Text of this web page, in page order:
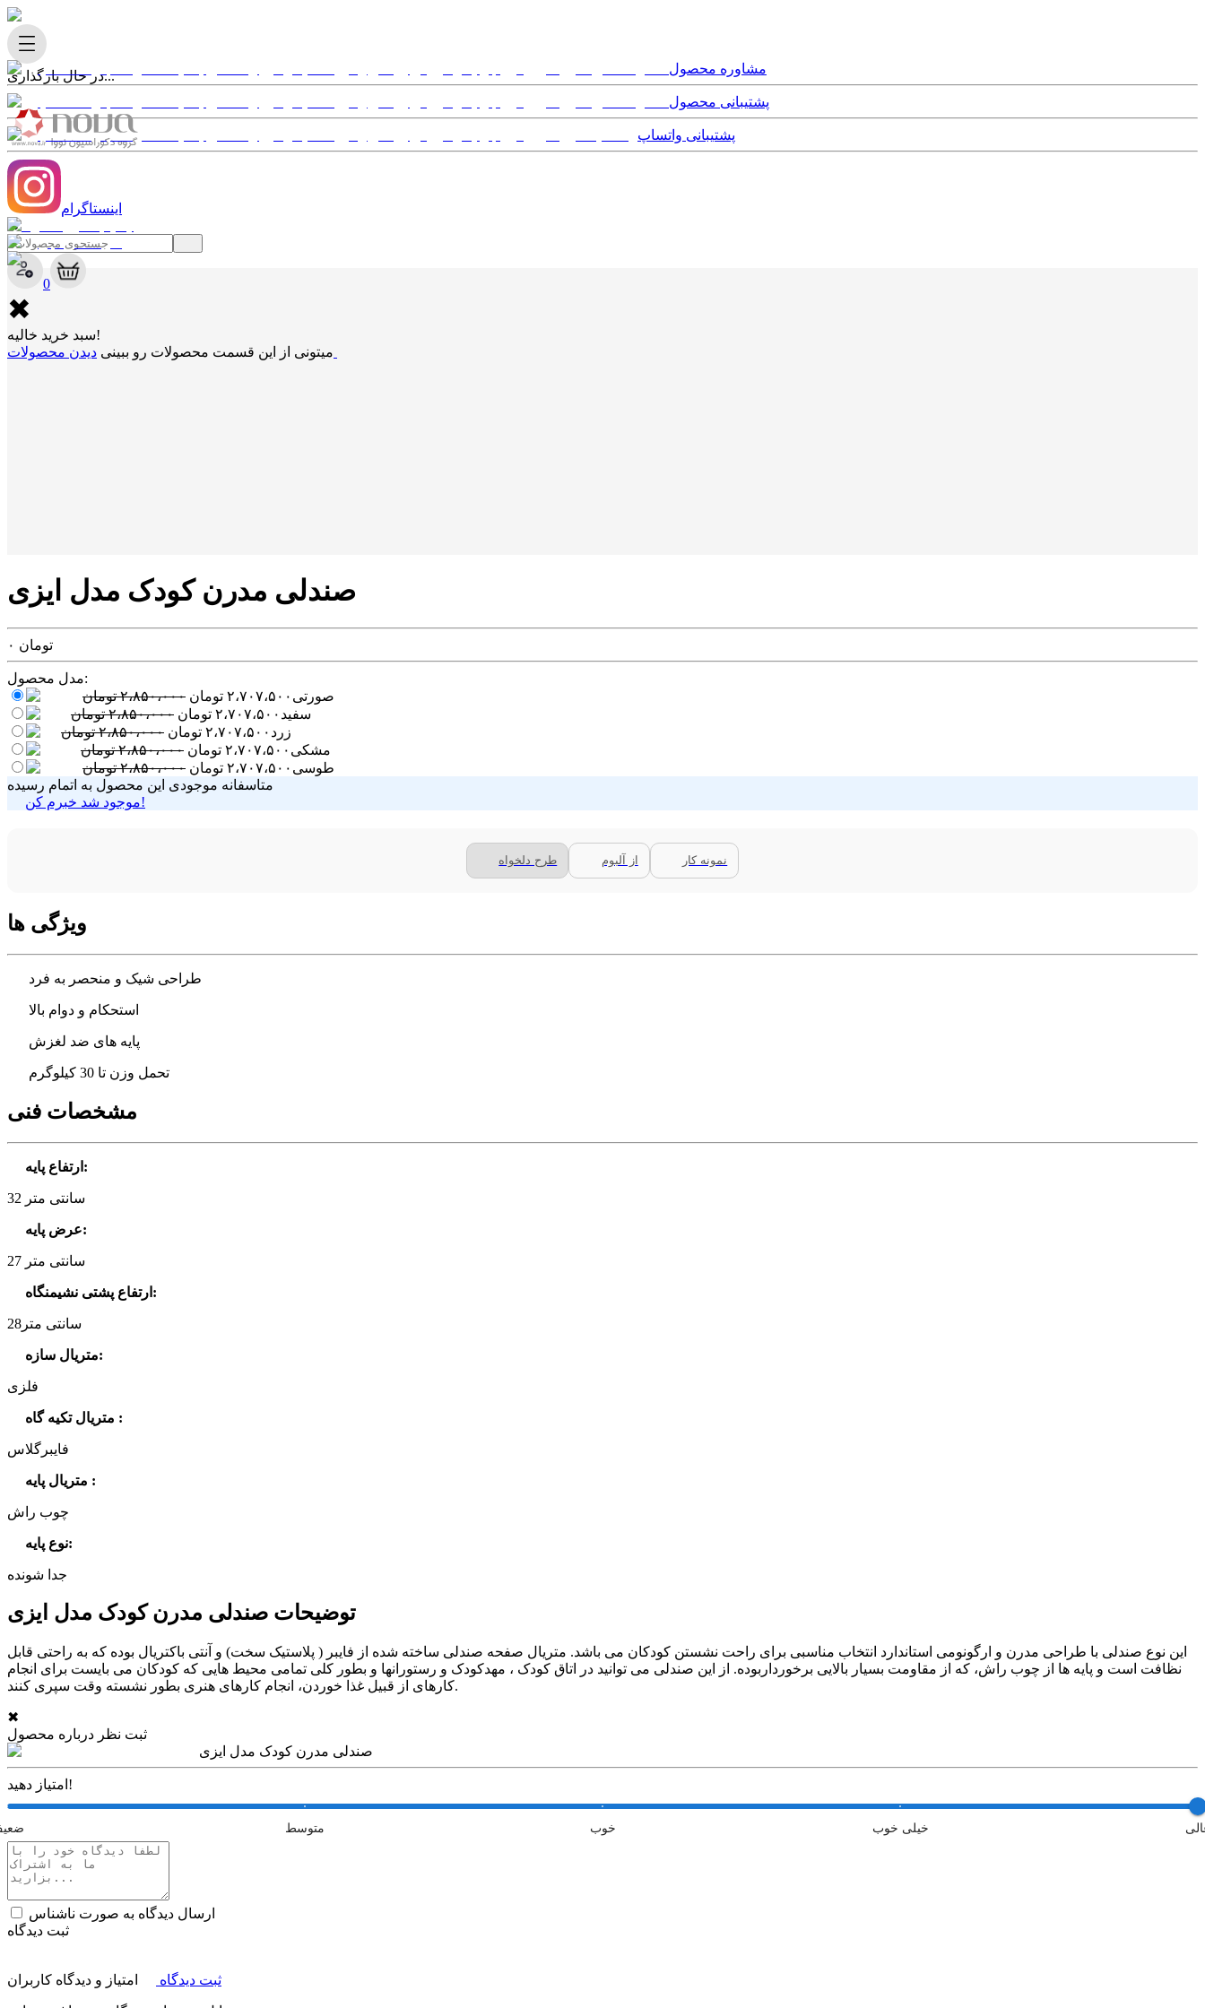
در حال بارگذاری...
✖
0
✖
سبد خرید خالیه!
میتونی از این قسمت محصولات رو ببینی
مشاوره محصول
پشتیبانی محصول
پشتیبانی واتساپ
اینستاگرام
صندلی مدرن کودک مدل ایزی
۰ تومان
مدل محصول:
صورتی ۲،۷۰۷،۵۰۰ تومان ۲،۸۵۰،۰۰۰تومان
سفید ۲،۷۰۷،۵۰۰ تومان ۲،۸۵۰،۰۰۰تومان
زرد ۲،۷۰۷،۵۰۰ تومان ۲،۸۵۰،۰۰۰تومان
مشکی ۲،۷۰۷،۵۰۰ تومان ۲،۸۵۰،۰۰۰تومان
طوسی ۲،۷۰۷،۵۰۰ تومان ۲،۸۵۰،۰۰۰تومان
متاسفانه موجودی این محصول به اتمام رسیده
موجود شد خبرم کن!
طرح دلخواه از آلبوم نمونه کار
ویژگی ها
طراحی شیک و منحصر به فرد
استحکام و دوام بالا
پایه های ضد لغزش
تحمل وزن تا 30 کیلوگرم
مشخصات فنی
ارتفاع پایه :
32 سانتی متر
عرض پایه:
27 سانتی متر
ارتفاع پشتی نشیمنگاه :
28سانتی متر
متریال سازه:
فلزی
:
فایبرگلاس
:
چوب راش
نوع پایه:
جدا شونده
توضیحات صندلی مدرن کودک مدل ایزی
این نوع صندلی با طراحی مدرن و ارگونومی استاندارد انتخاب مناسبی برای راحت نشستن کودکان می باشد. متریال صفحه صندلی ساخته شده از فایبر ( پلاستیک سخت) و آنتی باکتریال بوده که به راحتی قابل
نظافت است و پایه ها از چوب راش، که از مقاومت بسیار بالایی برخورداربوده. از این صندلی می توانید در اتاق کودک ، مهدکودک و رستورانها و بطور کلی تمامی محیط هایی که کودکان می بایست برای انجام
کارهای از قبیل غذا خوردن، انجام کارهای هنری بطور نشسته وقت سپری کنند.
✖
ثبت نظر درباره محصول
صندلی مدرن کودک مدل ایزی
امتیاز دهید!
متوسط خوب خیلی خوب
ارسال دیدگاه به صورت ناشناس
ثبت دیدگاه
ثبت دیدگاه امتیاز و دیدگاه کاربران